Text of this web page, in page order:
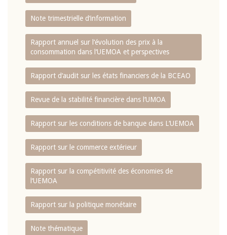
Note trimestrielle d‘information
Rapport annuel sur l‘évolution des prix à la
consommation dans l‘UEMOA et perspectives
Rapport d‘audit sur les états financiers de la BCEAO
Revue de la stabilité financière dans l‘UMOA
Rapport sur les conditions de banque dans L‘UEMOA
Rapport sur le commerce extérieur
Rapport sur la compétitivité des économies de
l‘UEMOA
Rapport sur la politique monétaire
Note thématique